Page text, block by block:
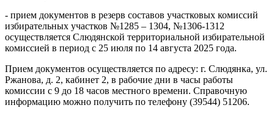
- прием документов в резерв составов участковых комиссий
избирательных участков №1285 – 1304, №1306-1312
осуществляется Слюдянской территориальной избирательной
комиссией в период с 25 июля по 14 августа 2025 года.
Прием документов осуществляется по адресу: г. Слюдянка, ул.
Ржанова, д. 2, кабинет 2, в рабочие дни в часы работы
комиссии с 9 до 18 часов местного времени. Справочную
информацию можно получить по телефону (39544) 51206.